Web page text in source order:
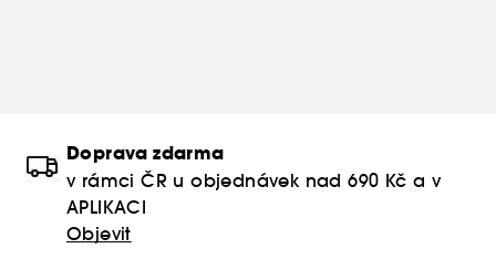
Doprava zdarma
v rámci ČR u objednávek nad 690 Kč a v
APLIKACI
Objevit